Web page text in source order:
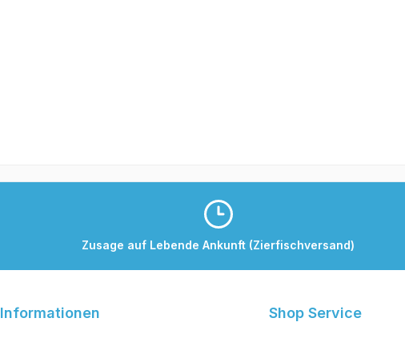
Zusage auf Lebende Ankunft (Zierfischversand)
Informationen Shop Service